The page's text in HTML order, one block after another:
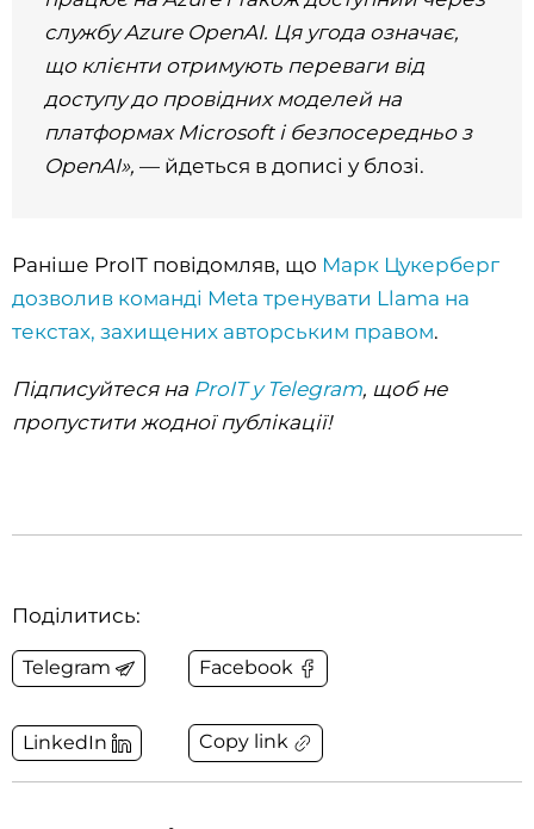
службу Azure OpenAI. Ця угода означає,
що клієнти отримують переваги від
доступу до провідних моделей на
платформах Microsoft і безпосередньо з
OpenAI»,— йдеться в дописі у блозі.
Раніше ProIT повідомляв, що Марк Цукерберг
дозволив команді Meta тренувати Llama на
текстах, захищених авторським правом.
Підписуйтеся на ProIT у Telegram, щоб не
пропустити жодної публікації!
Поділитись:
Telegram Facebook
LinkedIn Copy link